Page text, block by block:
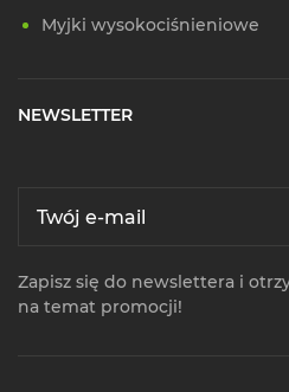
Myjki wysokociśnieniowe
NEWSLETTER
Zapisz się do newslettera i
na temat promocji!